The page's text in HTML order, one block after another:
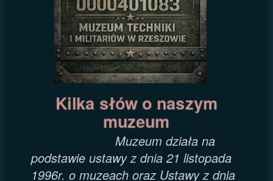
Kilka słów o naszym
muzeum
Muzeum działa na
podstawie ustawy z dnia 21 listopada
1996r. o muzeach oraz Ustawy z dnia